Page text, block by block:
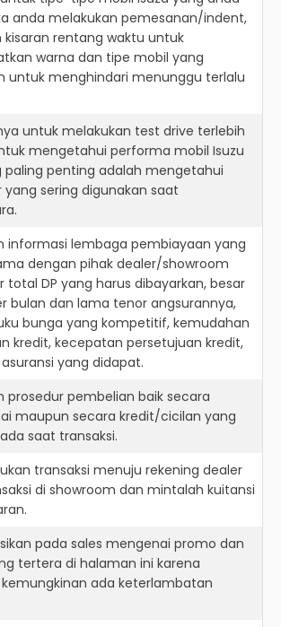
anda melakukan pemesanan/indent,
kisaran rentang waktu untuk
warna dan tipe mobil yang
untuk menghindari menunggu terlalu
untuk melakukan test drive terlebih
mengetahui performa mobil Isuzu
paling penting adalah mengetahui
sering digunakan saat
informasi lembaga pembiayaan yang
dengan pihak dealer/showroom
total DP yang harus dibayarkan, besar
bulan dan lama tenor angsurannya,
bunga yang kompetitif, kemudahan
kredit, kecepatan persetujuan kredit,
yang didapat.
prosedur pembelian baik secara
maupun secara kredit/cicilan yang
saat transaksi.
transaksi menuju rekening dealer
di showroom dan mintalah kuitansi
pada sales mengenai promo dan
tertera di halaman ini karena
ada keterlambatan